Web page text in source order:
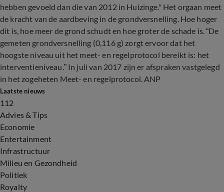
hebben gevoeld dan die van 2012 in Huizinge." Het orgaan meet
de kracht van de aardbeving in de grondversnelling. Hoe hoger
dit is, hoe meer de grond schudt en hoe groter de schade is. “De
gemeten grondversnelling (0,116 g) zorgt ervoor dat het
hoogste niveau uit het meet- en regelprotocol bereikt is: het
interventieniveau.” In juli van 2017 zijn er afspraken vastgelegd
in het zogeheten Meet- en regelprotocol. ANP
Laatste nieuws
112
Advies & Tips
Economie
Entertainment
Infrastructuur
Milieu en Gezondheid
Politiek
Royalty